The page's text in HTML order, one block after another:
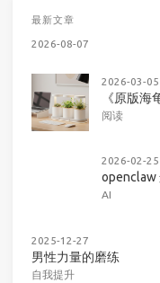
最新文章
2026-08-07
2026-03-05
《原版
阅读
2026-02-25
openclaw
AI
2025-12-27
男性力量的磨练
自我提升